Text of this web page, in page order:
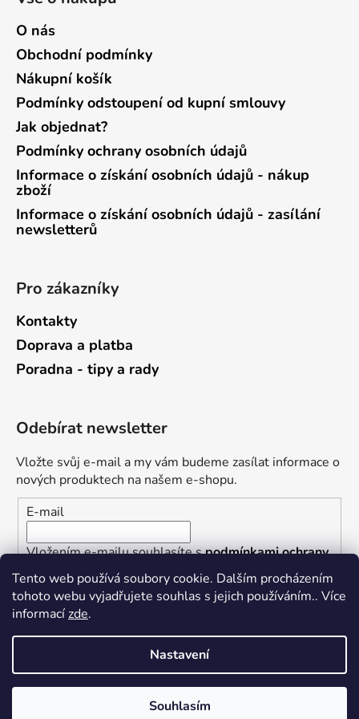
Tento web používá soubory cookie. Dalším procházením
tohoto webu vyjadřujete souhlas s jejich používáním.. Více
informacízde.
Nastavení
Souhlasím
O nás
Obchodní podmínky
Nákupní košík
Podmínky odstoupení od kupní smlouvy
Jak objednat?
Podmínky ochrany osobních údajů
Informace o získání osobních údajů - nákup
zboží
Informace o získání osobních údajů - zasílání
newsletterů
Pro zákazníky
Kontakty
Doprava a platba
Poradna - tipy a rady
Odebírat newsletter
Vložte svůj e-mail a my vám budeme zasílat informace o
nových produktech na našem e-shopu.
E-mail
Vložením e-mailu souhlasíte spodmínkami ochrany
osobních údajů
PŘIHLÁSIT SE
Vytvořil Shoptet
Železářství U Rotta